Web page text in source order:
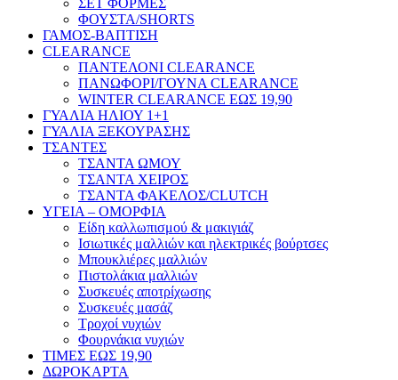
ΣΕΤ ΦΟΡΜΕΣ
ΦΟΥΣΤΑ/SHORTS
ΓΑΜΟΣ-ΒΑΠΤΙΣΗ
CLEARANCE
ΠΑΝΤΕΛΟΝΙ CLEARANCE
ΠΑΝΩΦΟΡΙ/ΓΟΥΝΑ CLEARANCE
WINTER CLEARANCE ΕΩΣ 19,90
ΓΥΑΛΙΑ ΗΛΙΟΥ 1+1
ΓΥΑΛΙΑ ΞΕΚΟΥΡΑΣΗΣ
ΤΣΑΝΤΕΣ
ΤΣΑΝΤΑ ΩΜΟΥ
ΤΣΑΝΤΑ ΧΕΙΡΟΣ
ΤΣΑΝΤΑ ΦΑΚΕΛΟΣ/CLUTCH
ΥΓΕΙΑ – ΟΜΟΡΦΙΑ
Είδη καλλωπισμού & μακιγιάζ
Ισιωτικές μαλλιών και ηλεκτρικές βούρτσες
Μπουκλιέρες μαλλιών
Πιστολάκια μαλλιών
Συσκευές αποτρίχωσης
Συσκευές μασάζ
Τροχοί νυχιών
Φουρνάκια νυχιών
ΤΙΜΕΣ ΕΩΣ 19,90
ΔΩΡΟΚΑΡΤΑ